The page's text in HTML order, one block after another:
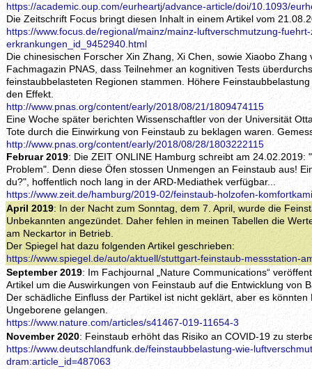
https://academic.oup.com/eurheartj/advance-article/doi/10.1093/
Die Zeitschrift Focus bringt diesen Inhalt in einem Artikel vom
https://www.focus.de/regional/mainz/mainz-luftverschmutzung-
erkrankungen_id_9452940.html
Die chinesischen Forscher Xin Zhang, Xi Chen, sowie Xiaobo
Fachmagazin PNAS, dass Teilnehmer an kognitiven Tests
feinstaubbelasteten Regionen stammen. Höhere
den Effekt.
http://www.pnas.org/content/early/2018/08/21/1809474115
Eine Woche später berichten Wissenschaftler von der Universität
Tote durch die Einwirkung von Feinstaub zu beklagen waren.
http://www.pnas.org/content/early/2018/08/28/1803222115
Februar 2019: Die ZEIT ONLINE Hamburg schreibt am 24.02.2019:
Problem". Denn diese Öfen stossen Unmengen an Feinstaub aus!
du?", hoffentlich noch lang in der ARD-Mediathek verfügbar...
https://www.zeit.de/hamburg/2019-02/feinstaub-holzofen-
April 2019: In der Nacht zum Sonntag, dem 7. April, wurde die
Unbekannten angezündet. Daher fehlen in meinen Tabellen die
am Neckartor in Betrieb.
Der Spiegel hat dazu folgenden Artikel geschrieben:
https://www.spiegel.de/auto/aktuell/stuttgart-feinstaub-messstation-
September 2019: Im Fachjournal „Nature Communications“
Artikel um die Auswirkungen von Feinstaub auf die Entwicklung von
Der schädliche Einfluss der Partikel ist nicht geklärt, aber es
Ungeborene gelangen.
https://www.nature.com/articles/s41467-019-11654-3
November 2020: Feinstaub erhöht das Risiko an COVID-19 zu
https://www.deutschlandfunk.de/feinstaubbelastung-wie-
dram:article_id=487063